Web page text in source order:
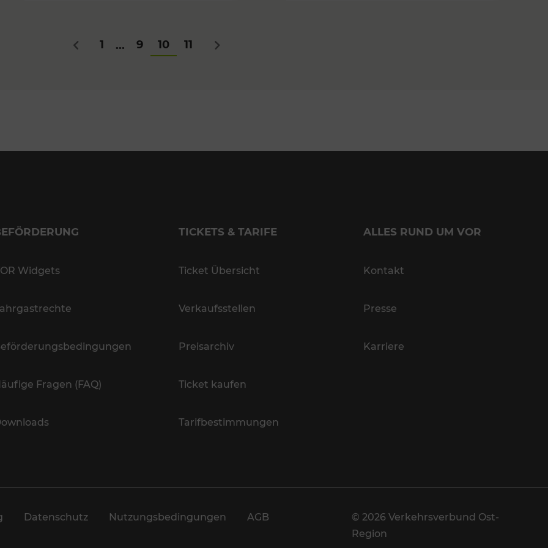
Zurück
1 ... 9 10 11 Nächstes
Widgets
Fragen (FAQ)
TICKETS & TARIFE
Ticket Übersicht
Verkaufsstellen
Preisarchiv
Ticket kaufen
Tarifbestimmungen
ALLES RUND UM VOR
Kontakt
Presse
Karriere
Datenschutz Nutzungsbedingungen AGB
© 2026 Verkehrsverbund Ost-
Region